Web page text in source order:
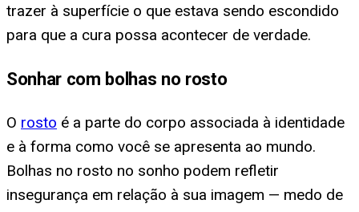
trazer à superfície o que estava sendo escondido
para que a cura possa acontecer de verdade.
Sonhar com bolhas no rosto
O rosto é a parte do corpo associada à identidade
e à forma como você se apresenta ao mundo.
Bolhas no rosto no sonho podem refletir
insegurança em relação à sua imagem — medo de